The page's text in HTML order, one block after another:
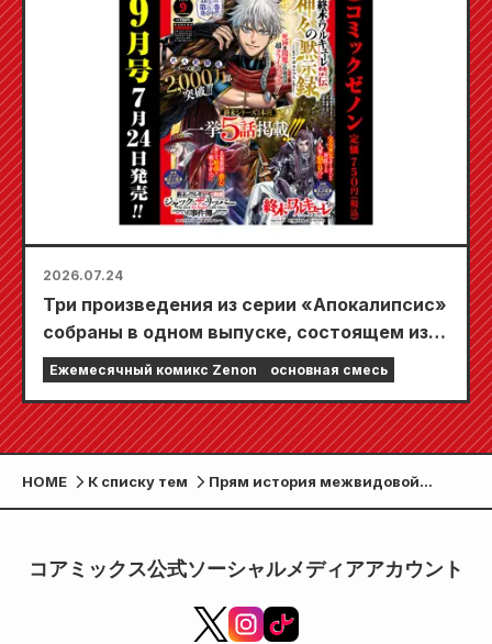
девушки» запланирован на 20 октября!
2026.07.24
Три произведения из серии «Апокалипсис»
собраны в одном выпуске, состоящем из 5
глав!! «Ежемесячный комикс Zenon,
сентябрьский выпуск 2026 года» поступит
в продажу 24 июля!!
Ежемесячный комикс Zenon основная смесь
HOME К списку тем
Прям история межвидовой
дружбы девушки и волка!
Аой из «Keeping a Boy», стартует
コアミックス公式ソーシャルメディアアカウント